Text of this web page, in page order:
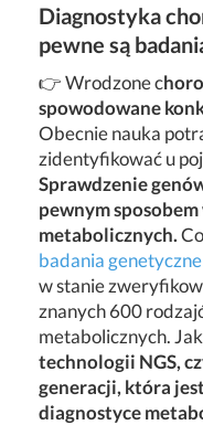
Diagnostyka
pewne są
👉 Wrodzone c
spowodowane
Obecnie nauka
zidentyfikować u
Sprawdzenie
pewnym
metabolicznych.
badania
w stanie
znanych 600
metabolicznych.
technologii NGS,
generacji, która
diagnostyce